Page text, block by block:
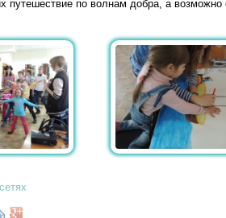
путешествие по волнам добра, а возможно